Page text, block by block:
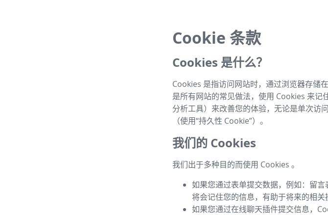
Cookie 条款
Cookies 是什么？
Cookies 是指访问网站时，通过浏览器存储
是所有网站的常见做法，使用 Cookies 来
分析工具）来改善您的体验，无论是单次访
（使用“持久性 Cookie”）。
我们的 Cookies
我们出于多种目的而使用 Cookies 。
如果您通过表单提交数据，例如：留
将会记住您的信息，有助于将来的相关
如果您通过在线聊天插件提交信息，